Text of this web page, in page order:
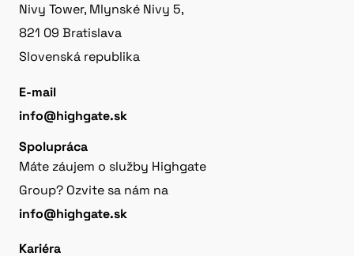
Nivy Tower, Mlynské Nivy 5,
821 09 Bratislava
Slovenská republika
E-mail
info@highgate.sk
Spolupráca
Máte záujem o služby Highgate
Group? Ozvite sa nám na
info@highgate.sk
Kariéra